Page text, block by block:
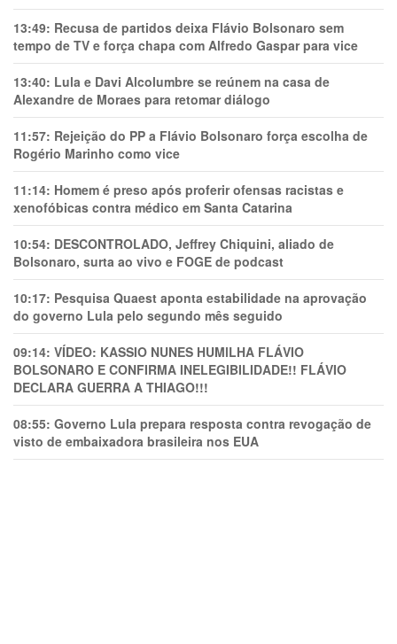
13:49: Recusa de partidos deixa Flávio Bolsonaro sem
tempo de TV e força chapa com Alfredo Gaspar para vice
13:40: Lula e Davi Alcolumbre se reúnem na casa de
Alexandre de Moraes para retomar diálogo
11:57: Rejeição do PP a Flávio Bolsonaro força escolha de
Rogério Marinho como vice
11:14: Homem é preso após proferir ofensas racistas e
xenofóbicas contra médico em Santa Catarina
10:54: DESCONTROLADO, Jeffrey Chiquini, aliado de
Bolsonaro, surta ao vivo e FOGE de podcast
10:17: Pesquisa Quaest aponta estabilidade na aprovação
do governo Lula pelo segundo mês seguido
09:14: VÍDEO: KASSIO NUNES HUMlLHA FLÁVIO
BOLSONARO E CONFIRMA INELEGIBILIDADE!! FLÁVIO
DECLARA GUERRA A THIAGO!!!
08:55: Governo Lula prepara resposta contra revogação de
visto de embaixadora brasileira nos EUA